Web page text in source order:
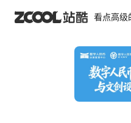
看点高级
浙江大学公共管理